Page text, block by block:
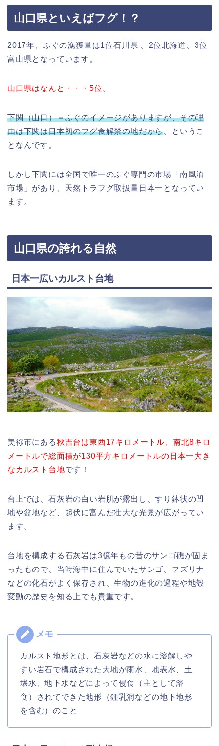
山口県といえばフグ！？
2017年、ふぐの漁獲量は1位石川県 、2位北海道、3位
富山県となっています。
山口県はなんと・・・5位 。
下関（山口）＝ふぐのイメージがありますが、その理
由は下関は日本初のフグ食解禁の地だから 、というこ
となんです。
しかし下関には全国で唯一のふぐ専門の市場「南風泊
市場」があり、天然トラフグ取扱量日本一となってい
ます。
山口県の誇れる自然
日本一広いカルスト台地
美祢市にある秋吉台は東西17キロメートル、南北8キロ
メートルで総面積が130平方キロメートルの日本一大き
なカルスト台地です！
台上では、石灰岩の白い岩肌が露出し、すり鉢状の凹
地や盆地など、起伏に富んだ壮大な光景が広がってい
ます。
台地を構成する石灰岩は3億年もの昔のサンゴ礁が固ま
ったもので、当時海中に住んでいたサンゴ、フズリナ
などの化石がよく保存され、生物の進化の過程や地殻
変動の歴史を知る上でも貴重です。
カルスト地形とは、石灰岩などの水に溶解しや
すい岩石で構成された大地が雨水、地表水、土
壌水、地下水などによって侵食（主として溶
食）されてできた地形（鍾乳洞などの地下地形
を含む）のこと